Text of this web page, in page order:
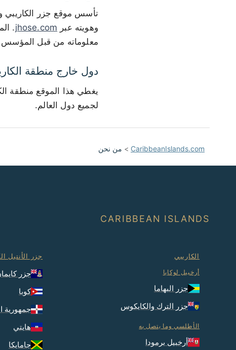
وهويته عبر jhose.com
.
معلوماته من قبل المؤسس
دول خارج منطقة
يغطي هذا الموقع منطقة
لجميع دول العالم.
CaribbeanIslands.com
> من نحن
CARIBBEAN ISLANDS
الكاريبي
أرخبيل لوكايا
جزر البهاما
جزر الترك والكايكوس
الأطلسي وما يتصل به
أرخبيل برمودا
جزر الأنتيل
جزر
كوبا
جمهورية
هايتي
جامايكا